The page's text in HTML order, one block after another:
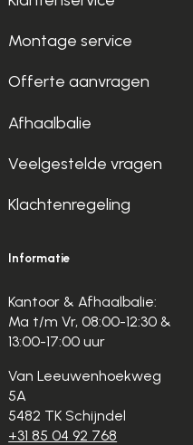
Montage service
Offerte aanvragen
Afhaalbalie
Veelgestelde vragen
Klachtenregeling
Informatie
Kantoor & Afhaalbalie:
Ma t/m Vr, 08:00-12:30 &
13:00-17:00 uur
Van Leeuwenhoekweg
5A
5482 TK Schijndel
+31 85 04 92 768